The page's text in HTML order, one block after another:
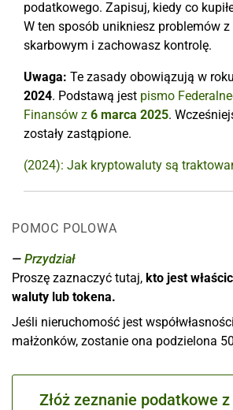
podatkowego. Zapisuj, kiedy co
W ten sposób unikniesz problemów z
skarbowym i zachowasz kontrolę.
Uwaga: Te zasady obowiązują w
2024. Podstawą jest pismo
Finansów z 6 marca 2025.
zostały zastąpione.
(2024): Jak kryptowaluty są
POMOC POLOWA
Przydział
Proszę zaznaczyć tutaj, kto jest
waluty lub tokena.
Jeśli nieruchomość jest
małżonków, zostanie ona podzielona
Złóż zeznanie podatkowe